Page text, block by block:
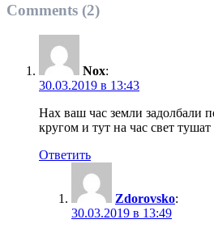
Comments (2)
Nox:
30.03.2019 в 13:43
Нах ваш час земли задолбали
кругом и тут на час свет тушат
Ответить
Zdorovsko:
30.03.2019 в 13:49